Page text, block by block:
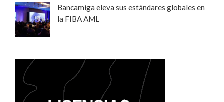
Bancamiga eleva sus estándares globales en
la FIBA AML